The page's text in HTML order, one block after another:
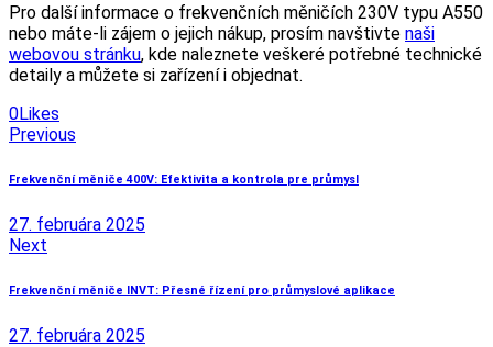
Pro další informace o frekvenčních měničích 230V typu A550
nebo máte-li zájem o jejich nákup, prosím navštivte naši
webovou stránku, kde naleznete veškeré potřebné technické
detaily a můžete si zařízení i objednat.
0Likes
Navigácia
v
Previous
Frekvenční měniče 400V: Efektivita a kontrola pre průmysl
27. februára 2025
Next
Frekvenční měniče INVT: Přesné řízení pro průmyslové aplikace
27. februára 2025